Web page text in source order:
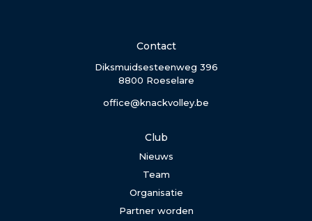
Contact
Diksmuidsesteenweg 396
8800 Roeselare
office@knackvolley.be
Club
Nieuws
Team
Organisatie
Partner worden